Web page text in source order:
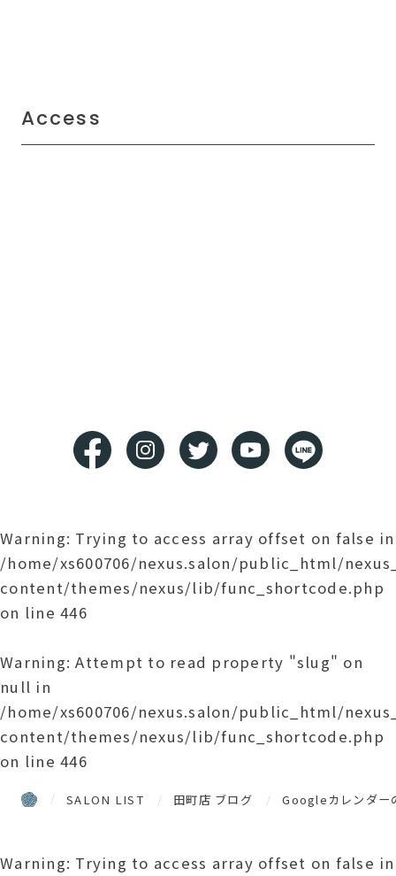
Access
Warning: Trying to access array offset on false in
/home/xs600706/nexus.salon/public_html/
content/themes/nexus/lib/func_shortcode.php
on line446
Warning: Attempt to read property "slug" on
null in
/home/xs600706/nexus.salon/public_html/
content/themes/nexus/lib/func_shortcode.php
on line446
SALON LIST 田町店 ブログ Googleカレンダー
Warning: Trying to access array offset on false in